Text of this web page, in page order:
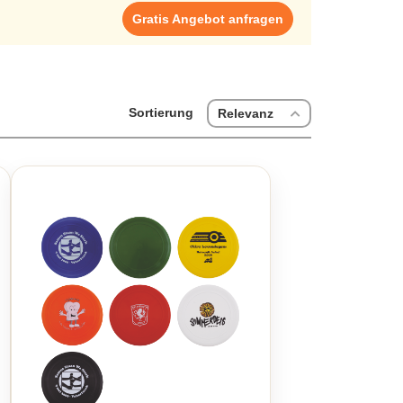
Gratis Angebot anfragen
Sortierung Relevanz